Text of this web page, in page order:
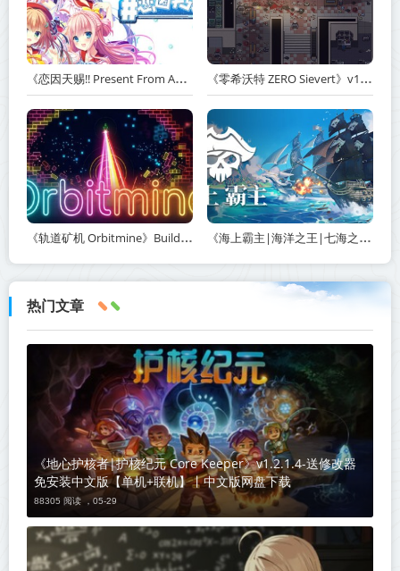
《恋因天赐!! Present From Angel Template!! An Angel's Gift》Build.23930554-免安装中文版丨中文版网盘下载 《零希沃特 ZERO Sievert》v1.2.59-免安装中文版丨中文版网盘下载
《轨道矿机 Orbitmine》Build.24135737-免安装中文版丨中文版网盘下载 《海上霸主|海洋之王|七海之王 King of Seas》v1.20-免安装中文版丨中文版网盘下载
热门文章
《地心护核者|护核纪元 Core Keeper》v1.2.1.4-送修改器
免安装中文版【单机+联机】丨中文版网盘下载
88305 阅读 ，05-29